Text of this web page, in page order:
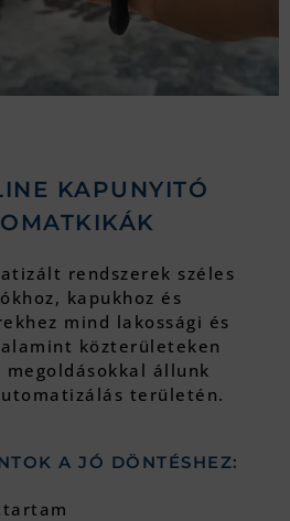
KAPUNYITÓ
rendszerek széles
kapukhoz és
mind lakossági és
közterületeken
állunk
területén.
A JÓ DÖNTÉSHEZ: